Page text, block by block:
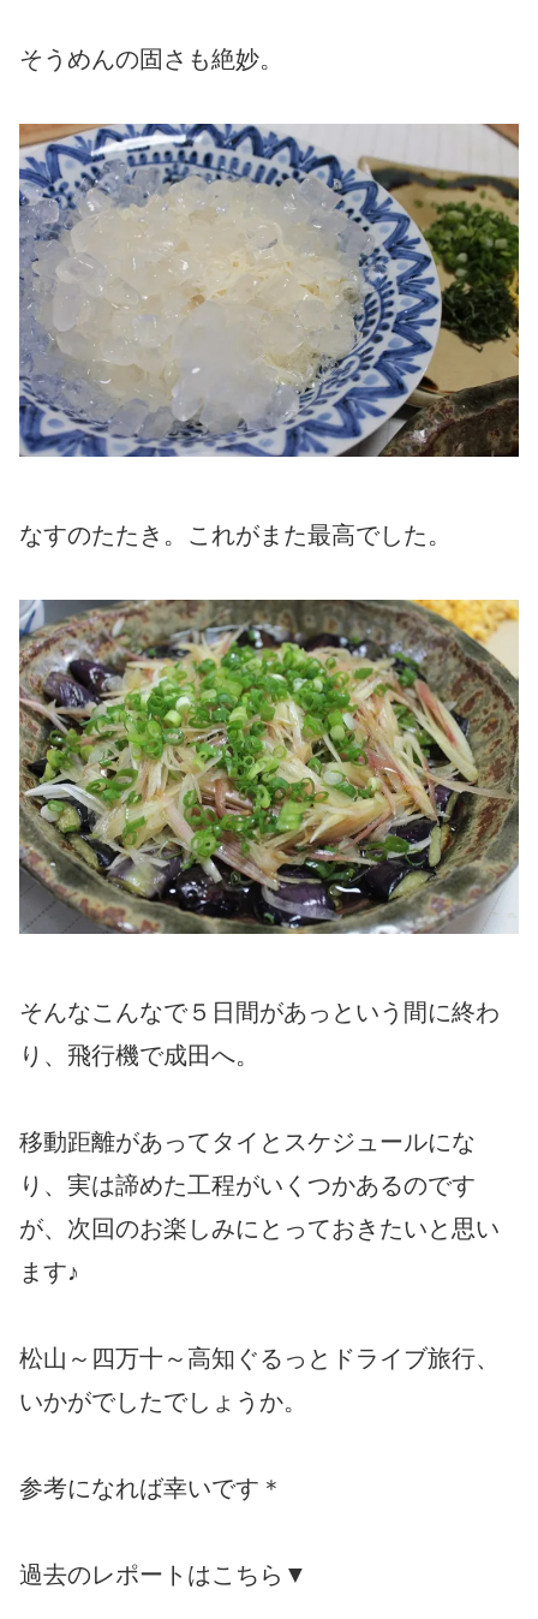
そうめんの固さも絶妙。
なすのたたき。これがまた最高でした。
そんなこんなで５日間があっという間に終わ
り、飛行機で成田へ。
移動距離があってタイとスケジュールにな
り、実は諦めた工程がいくつかあるのです
が、次回のお楽しみにとっておきたいと思い
ます♪
松山～四万十～高知ぐるっとドライブ旅行、
いかがでしたでしょうか。
参考になれば幸いです＊
過去のレポートはこちら▼